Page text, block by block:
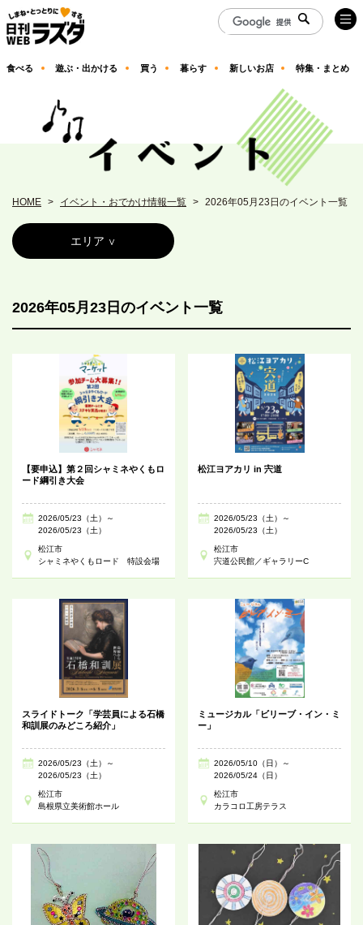
食べる 遊ぶ・出かける 買う 暮らす 新しいお店 特集・まとめ
HOME イベント・おでかけ情報一覧 2026年05月23日のイベント一覧
エリア
2026年05月23日のイベント一覧
【要申込】第２回シャミネやくもロ
ード綱引き大会
2026/05/23（土）～
2026/05/23（土）
松江市
シャミネやくもロード 特設会場
松江ヨアカリ in 宍道
2026/05/23（土）～
2026/05/23（土）
松江市
宍道公民館／ギャラリーC
スライドトーク「学芸員による石橋
和訓展のみどころ紹介」
2026/05/23（土）～
2026/05/23（土）
松江市
島根県立美術館ホール
ミュージカル「ビリーブ・イン・ミ
ー」
2026/05/10（日）～
2026/05/24（日）
松江市
カラコロ工房テラス